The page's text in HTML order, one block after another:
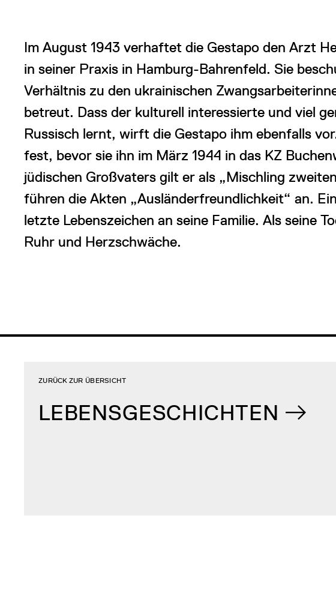
Im August 1943 verhaftet die Gestapo den Arzt
in seiner Praxis in Hamburg-Bahrenfeld. Sie
Verhältnis zu den ukrainischen
betreut. Dass der kulturell interessierte und viel
Russisch lernt, wirft die Gestapo ihm ebenfalls
fest, bevor sie ihn im März 1944 in das KZ
jüdischen Großvaters gilt er als „Mischling
führen die Akten „Ausländerfreundlichkeit“ an.
letzte Lebenszeichen an seine Familie. Als seine
Ruhr und Herzschwäche.
LEBENSGESCHICHTEN
ZURÜCK ZUR ÜBERSICHT